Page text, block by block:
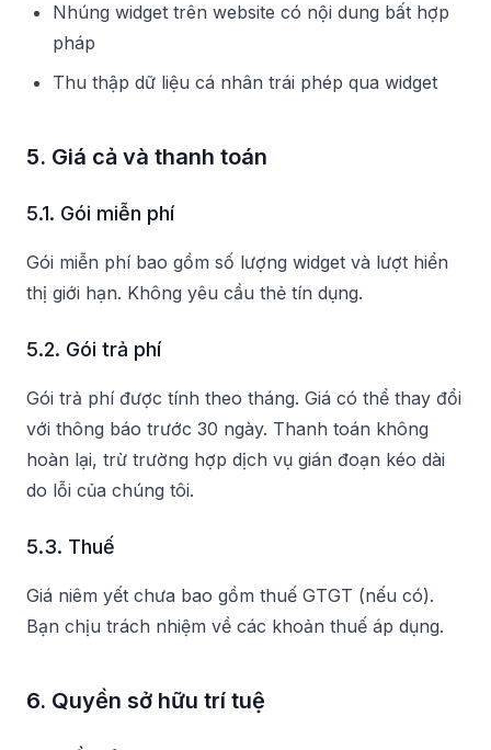
Nhúng widget trên website có nội dung bất hợp
pháp
Thu thập dữ liệu cá nhân trái phép qua widget
5. Giá cả và thanh toán
5.1. Gói miễn phí
Gói miễn phí bao gồm số lượng widget và lượt hiển
thị giới hạn. Không yêu cầu thẻ tín dụng.
5.2. Gói trả phí
Gói trả phí được tính theo tháng. Giá có thể thay đổi
với thông báo trước 30 ngày. Thanh toán không
hoàn lại, trừ trường hợp dịch vụ gián đoạn kéo dài
do lỗi của chúng tôi.
5.3. Thuế
Giá niêm yết chưa bao gồm thuế GTGT (nếu có).
Bạn chịu trách nhiệm về các khoản thuế áp dụng.
6. Quyền sở hữu trí tuệ